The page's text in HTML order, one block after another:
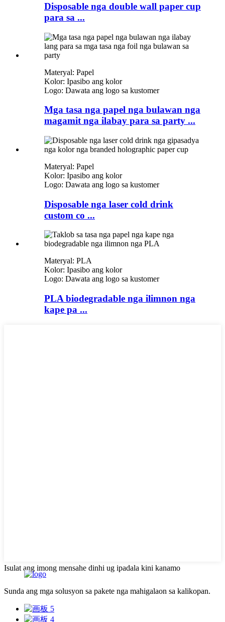
Disposable nga double wall paper cup
para sa ...
Materyal: Papel
Kolor: Ipasibo ang kolor
Logo: Dawata ang logo sa kustomer
Mga tasa nga papel nga bulawan nga
magamit nga ilabay para sa party ...
Materyal: Papel
Kolor: Ipasibo ang kolor
Logo: Dawata ang logo sa kustomer
Disposable nga laser cold drink
custom co ...
Materyal: PLA
Kolor: Ipasibo ang kolor
Logo: Dawata ang logo sa kustomer
PLA biodegradable nga ilimnon nga
kape pa ...
Isulat ang imong mensahe dinhi ug ipadala kini kanamo
Sunda ang mga solusyon sa pakete nga mahigalaon sa kalikopan.